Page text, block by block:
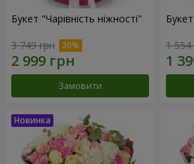
Букет "Чарівність ніжності"
3 749 грн
Замовити
1 554